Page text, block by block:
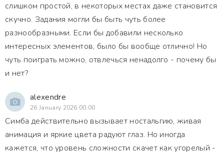
слишком простой, в некоторых местах даже становится
скучно. Задания могли бы быть чуть более
разнообразными. Если бы добавили несколько
интересных элементов, было бы вообще отлично! Но
чуть поиграть можно, отвлечься ненадолго - почему бы
и нет?
alexendre
26 January 2026 00:00
Симба действительно вызывает ностальгию, живая
анимация и яркие цвета радуют глаз. Но иногда
кажется, что уровень сложности скачет как угорелый -